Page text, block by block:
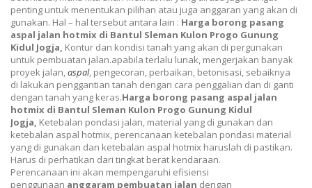
penting untuk menentukan pilihan atau juga anggaran yang akan di
gunakan. Hal – hal tersebut antara lain : Harga borong pasang
aspal jalan hotmix di Bantul Sleman Kulon Progo Gunung
Kidul Jogja, Kontur dan kondisi tanah yang akan di pergunakan
untuk pembuatan jalan.apabila terlalu lunak, mengerjakan banyak
proyek jalan, aspal, pengecoran, perbaikan, betonisasi, sebaiknya
di lakukan penggantian tanah dengan cara penggalian dan di ganti
dengan tanah yang keras.Harga borong pasang aspal jalan
hotmix di Bantul Sleman Kulon Progo Gunung Kidul
Jogja, Ketebalan pondasi jalan, material yang di gunakan dan
ketebalan aspal hotmix, perencanaan ketebalan pondasi material
yang di gunakan dan ketebalan aspal hotmix haruslah di pastikan.
Harus di perhatikan dari tingkat berat kendaraan.
Perencanaan ini akan mempengaruhi efisiensi
penggunaan anggaram pembuatan jalan dengan